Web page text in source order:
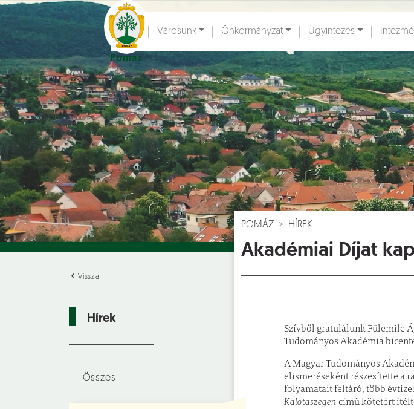
Pomáz
Ugrás a fő tartalomhoz
Városunk Önkormányzat Ügyintézés
Vissza
Hírek
Összes
POMÁZ HÍREK
Akadémiai Díjat
Szívből gratulálunkFülemile
Tudományos Akadémia
A Magyar Tudományos
elismeréseként részesítette a
folyamatait feltáró, több
Kalotaszegen című kötetért
Hírek [] Események [ ]